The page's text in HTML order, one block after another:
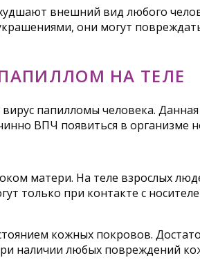
внешний вид любого
они могут
НА ТЕЛЕ
папилломы человека.
ВПЧ появиться в
матери. На теле взрослых
только при контакте с
кожных покровов.
наличии любых повреждений